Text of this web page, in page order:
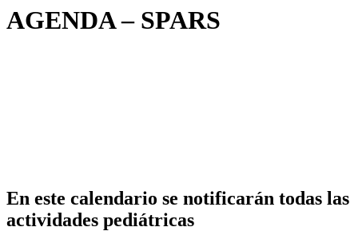
AGENDA – SPARS
En este calendario se notificarán todas las
actividades pediátricas